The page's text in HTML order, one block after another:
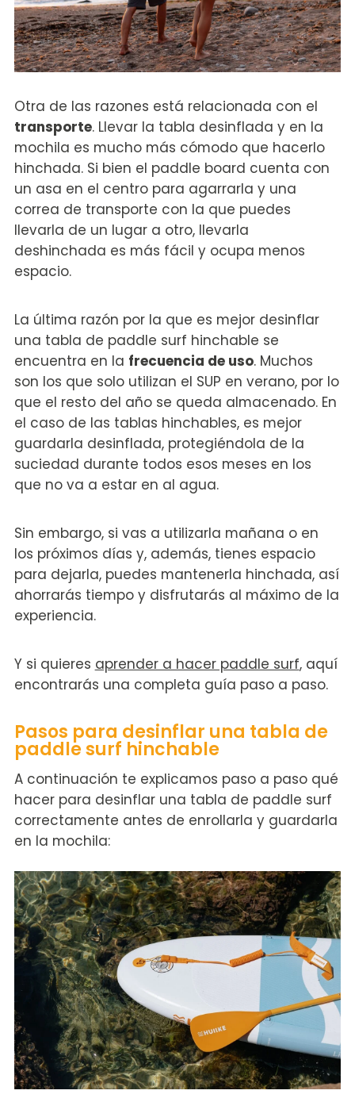
Otra de las razones está relacionada con el
transporte. Llevar la tabla desinflada y en la
mochila es mucho más cómodo que hacerlo
hinchada. Si bien el paddle board cuenta con
un asa en el centro para agarrarla y una
correa de transporte con la que puedes
llevarla de un lugar a otro, llevarla
deshinchada es más fácil y ocupa menos
espacio.
La última razón por la que es mejor desinflar
una tabla de paddle surf hinchable se
encuentra en la frecuencia de uso. Muchos
son los que solo utilizan el SUP en verano, por lo
que el resto del año se queda almacenado. En
el caso de las tablas hinchables, es mejor
guardarla desinflada, protegiéndola de la
suciedad durante todos esos meses en los
que no va a estar en al agua.
Sin embargo, si vas a utilizarla mañana o en
los próximos días y, además, tienes espacio
para dejarla, puedes mantenerla hinchada, así
ahorrarás tiempo y disfrutarás al máximo de la
experiencia.
Y si quieres aprender a hacer paddle surf, aquí
encontrarás una completa guía paso a paso.
Pasos para desinflar una tabla de
paddle surf hinchable
A continuación te explicamos paso a paso qué
hacer para desinflar una tabla de paddle surf
correctamente antes de enrollarla y guardarla
en la mochila: